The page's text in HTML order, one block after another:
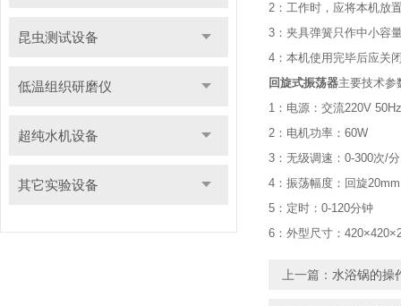
昆虫测试设备
低温组织研磨仪
超纯水机设备
其它实验设备
2：工作时，应将本机放
3：夹具弹簧只作中小容
4：本机使用完毕后应关
回旋式振荡器主要技术参
1：电源：交流220V 50Hz
2：电机功率：60W
3：无级调速：0-300次/分
4：振荡幅度：回旋20mm
5：定时：0-120分钟
6：外型尺寸：
上一篇： 水浴锅的操